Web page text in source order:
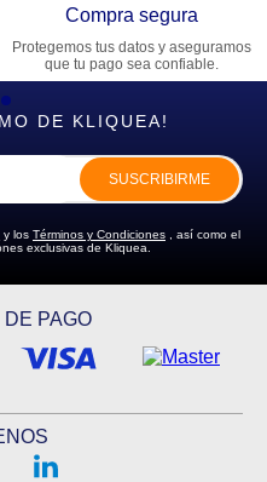
Compra segura
Protegemos tus datos y aseguramos
que tu pago sea confiable.
DE KLIQUEA!
SUSCRIBIRME
y los Términos y Condiciones , así como el
exclusivas de Kliquea.
DE PAGO